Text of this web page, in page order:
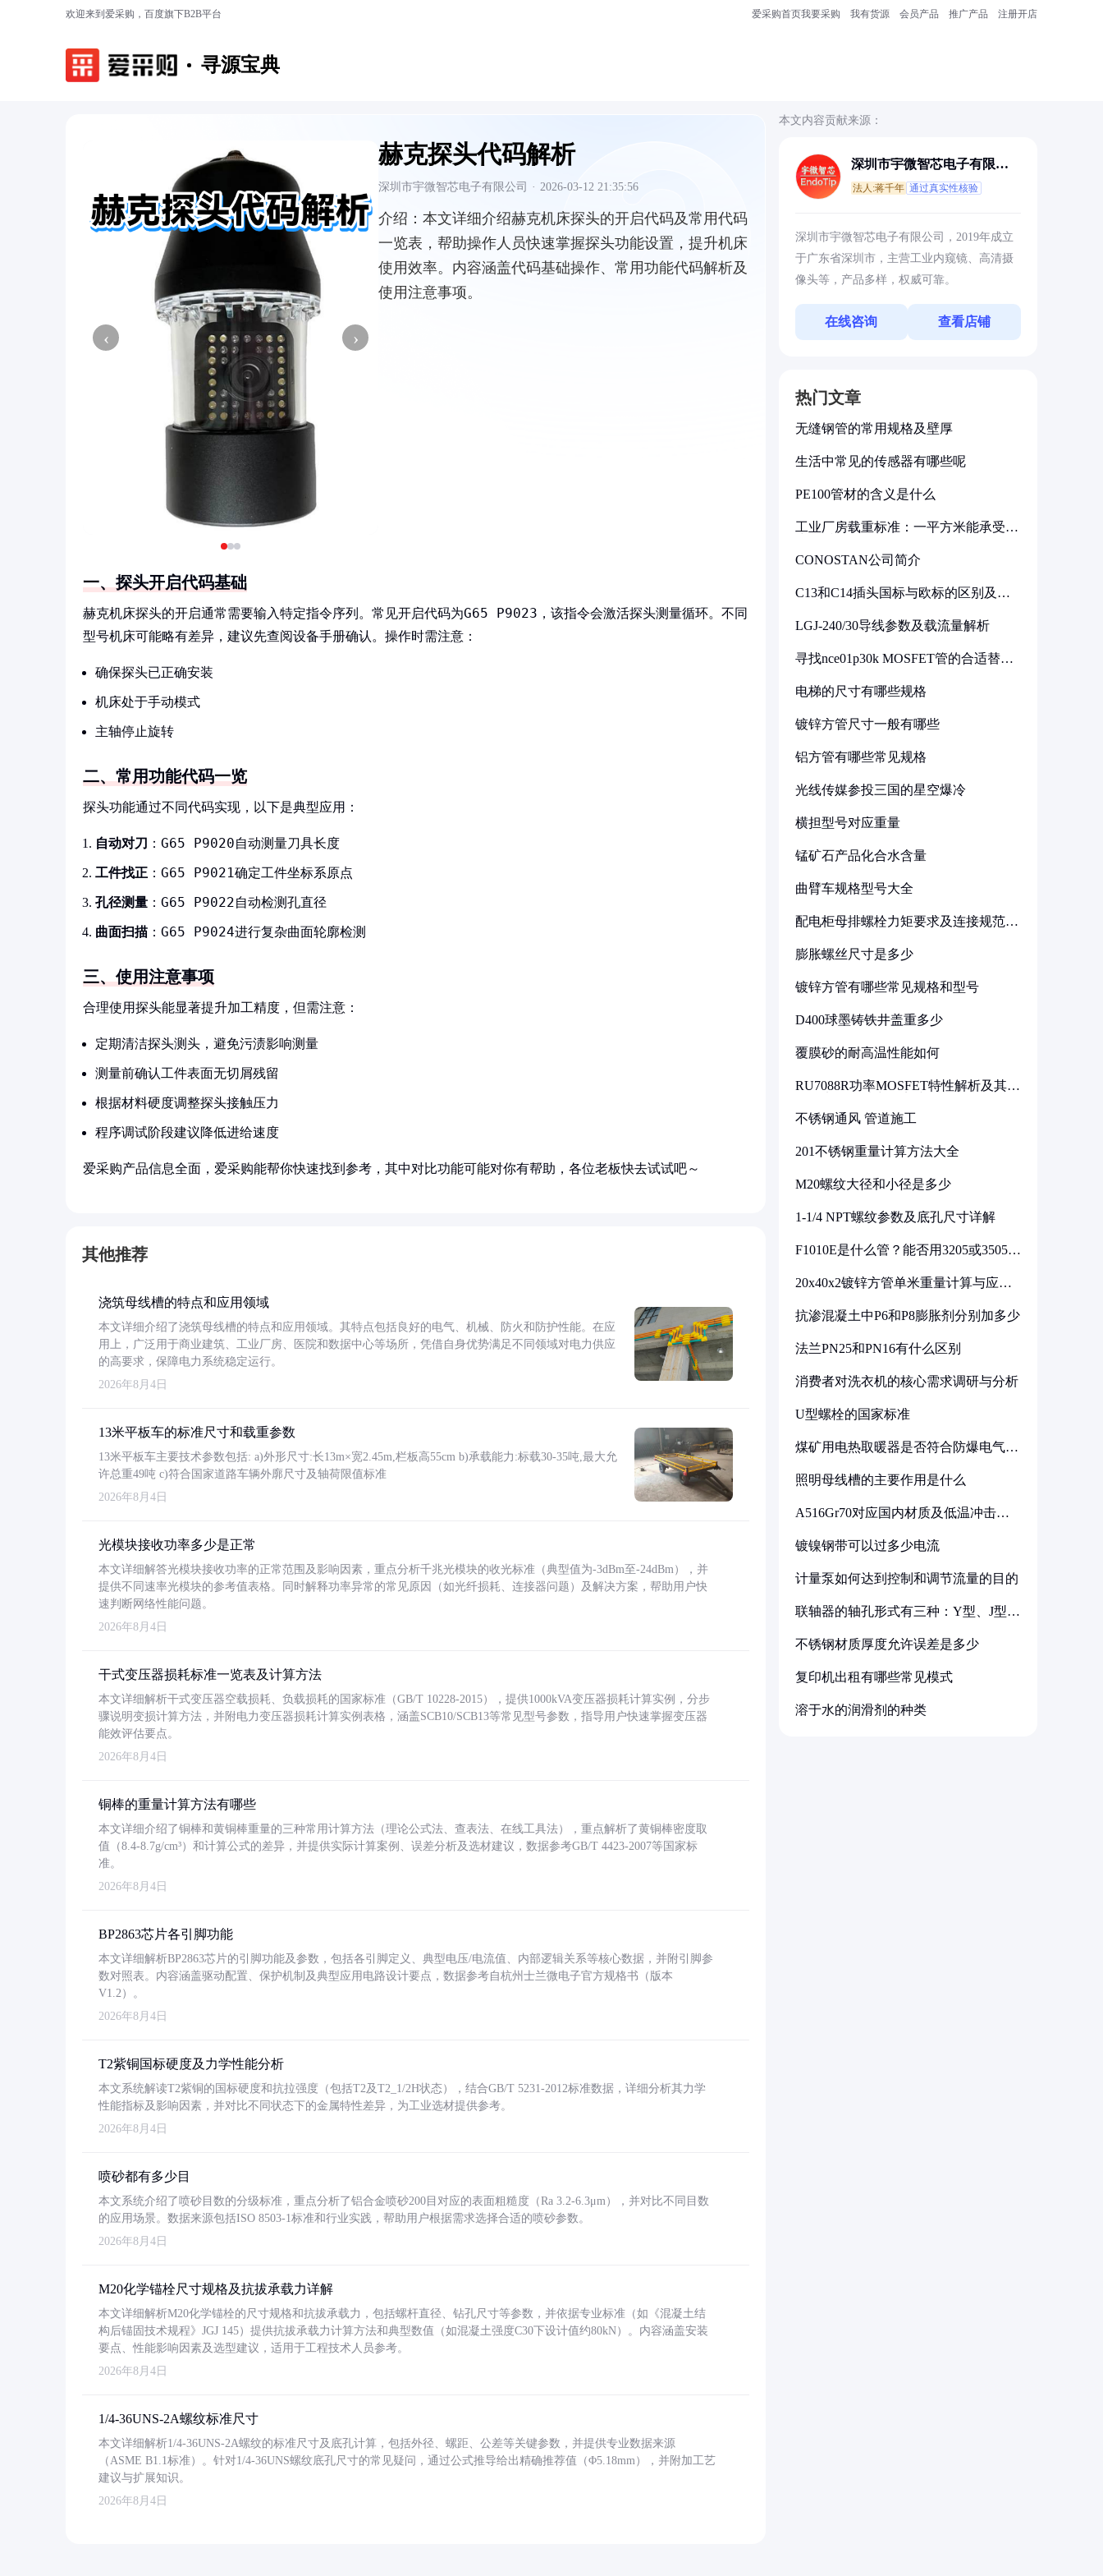
欢迎来到爱采购，百度旗下B2B平台 爱采购首页我要采购 我有货源 会员产品 推广产品 注册开店
寻源宝典
‹ ›
赫克探头代码解析
深圳市宇微智芯电子有限公司 · 2026-03-12 21:35:56
介绍： 本文详细介绍赫克机床探头的开启代码及常用代码
一览表，帮助操作人员快速掌握探头功能设置，提升机床
使用效率。内容涵盖代码基础操作、常用功能代码解析及
使用注意事项。
一、探头开启代码基础
赫克机床探头的开启通常需要输入特定指令序列。常见开启代码为G65 P9023 ，该指令会激活探头测量循环。不同
型号机床可能略有差异，建议先查阅设备手册确认。操作时需注意：
确保探头已正确安装
机床处于手动模式
主轴停止旋转
二、常用功能代码一览
探头功能通过不同代码实现，以下是典型应用：
自动对刀 ： G65 P9020自动测量刀具长度
工件找正 ： G65 P9021确定工件坐标系原点
孔径测量 ： G65 P9022自动检测孔直径
曲面扫描 ： G65 P9024进行复杂曲面轮廓检测
三、使用注意事项
合理使用探头能显著提升加工精度，但需注意：
定期清洁探头测头，避免污渍影响测量
测量前确认工件表面无切屑残留
根据材料硬度调整探头接触压力
程序调试阶段建议降低进给速度
爱采购产品信息全面，爱采购能帮你快速找到参考，其中对比功能可能对你有帮助，各位老板快去试试吧～
其他推荐
浇筑母线槽的特点和应用领域
本文详细介绍了浇筑母线槽的特点和应用领域。其特点包括良好的电气、机械、防火和防护性能。在应
用上，广泛用于商业建筑、工业厂房、医院和数据中心等场所，凭借自身优势满足不同领域对电力供应
的高要求，保障电力系统稳定运行。
2026年8月4日
13米平板车的标准尺寸和载重参数
13米平板车主要技术参数包括: a)外形尺寸:长13m×宽2.45m,栏板高55cm b)承载能力:标载30-35吨,最大允
许总重49吨 c)符合国家道路车辆外廓尺寸及轴荷限值标准
2026年8月4日
光模块接收功率多少是正常
本文详细解答光模块接收功率的正常范围及影响因素，重点分析千兆光模块的收光标准（典型值为-3dBm至-24dBm），并
提供不同速率光模块的参考值表格。同时解释功率异常的常见原因（如光纤损耗、连接器问题）及解决方案，帮助用户快
速判断网络性能问题。
2026年8月4日
干式变压器损耗标准一览表及计算方法
本文详细解析干式变压器空载损耗、负载损耗的国家标准（GB/T 10228-2015），提供1000kVA变压器损耗计算实例，分步
骤说明变损计算方法，并附电力变压器损耗计算实例表格，涵盖SCB10/SCB13等常见型号参数，指导用户快速掌握变压器
能效评估要点。
2026年8月4日
铜棒的重量计算方法有哪些
本文详细介绍了铜棒和黄铜棒重量的三种常用计算方法（理论公式法、查表法、在线工具法），重点解析了黄铜棒密度取
值（8.4-8.7g/cm³）和计算公式的差异，并提供实际计算案例、误差分析及选材建议，数据参考GB/T 4423-2007等国家标
准。
2026年8月4日
BP2863芯片各引脚功能
本文详细解析BP2863芯片的引脚功能及参数，包括各引脚定义、典型电压/电流值、内部逻辑关系等核心数据，并附引脚参
数对照表。内容涵盖驱动配置、保护机制及典型应用电路设计要点，数据参考自杭州士兰微电子官方规格书（版本
V1.2）。
2026年8月4日
T2紫铜国标硬度及力学性能分析
本文系统解读T2紫铜的国标硬度和抗拉强度（包括T2及T2_1/2H状态），结合GB/T 5231-2012标准数据，详细分析其力学
性能指标及影响因素，并对比不同状态下的金属特性差异，为工业选材提供参考。
2026年8月4日
喷砂都有多少目
本文系统介绍了喷砂目数的分级标准，重点分析了铝合金喷砂200目对应的表面粗糙度（Ra 3.2-6.3μm），并对比不同目数
的应用场景。数据来源包括ISO 8503-1标准和行业实践，帮助用户根据需求选择合适的喷砂参数。
2026年8月4日
M20化学锚栓尺寸规格及抗拔承载力详解
本文详细解析M20化学锚栓的尺寸规格和抗拔承载力，包括螺杆直径、钻孔尺寸等参数，并依据专业标准（如《混凝土结
构后锚固技术规程》JGJ 145）提供抗拔承载力计算方法和典型数值（如混凝土强度C30下设计值约80kN）。内容涵盖安装
要点、性能影响因素及选型建议，适用于工程技术人员参考。
2026年8月4日
1/4-36UNS-2A螺纹标准尺寸
本文详细解析1/4-36UNS-2A螺纹的标准尺寸及底孔计算，包括外径、螺距、公差等关键参数，并提供专业数据来源
（ASME B1.1标准）。针对1/4-36UNS螺纹底孔尺寸的常见疑问，通过公式推导给出精确推荐值（Φ5.18mm），并附加工艺
建议与扩展知识。
2026年8月4日
本文内容贡献来源：
深圳市宇微智芯电子有限公
法人:蒋千年 通过真实性核验
深圳市宇微智芯电子有限公司，2019年成立
于广东省深圳市，主营工业内窥镜、高清摄
像头等，产品多样，权威可靠。
在线咨询 查看店铺
热门文章
无缝钢管的常用规格及壁厚
生活中常见的传感器有哪些呢
PE100管材的含义是什么
工业厂房载重标准：一平方米能承受多
CONOSTAN公司简介
C13和C14插头国标与欧标的区别及其
LGJ-240/30导线参数及载流量解析
寻找nce01p30k MOSFET管的合适替代
电梯的尺寸有哪些规格
镀锌方管尺寸一般有哪些
铝方管有哪些常见规格
光线传媒参投三国的星空爆冷
横担型号对应重量
锰矿石产品化合水含量
曲臂车规格型号大全
配电柜母排螺栓力矩要求及连接规范详
膨胀螺丝尺寸是多少
镀锌方管有哪些常见规格和型号
D400球墨铸铁井盖重多少
覆膜砂的耐高温性能如何
RU7088R功率MOSFET特性解析及其在
不锈钢通风 管道施工
201不锈钢重量计算方法大全
M20螺纹大径和小径是多少
1-1/4 NPT螺纹参数及底孔尺寸详解
F1010E是什么管？能否用3205或3505代
20x40x2镀锌方管单米重量计算与应用
抗渗混凝土中P6和P8膨胀剂分别加多少
法兰PN25和PN16有什么区别
消费者对洗衣机的核心需求调研与分析
U型螺栓的国家标准
煤矿用电热取暖器是否符合防爆电气设
照明母线槽的主要作用是什么
A516Gr70对应国内材质及低温冲击要
镀镍钢带可以过多少电流
计量泵如何达到控制和调节流量的目的
联轴器的轴孔形式有三种：Y型、J型、
不锈钢材质厚度允许误差是多少
复印机出租有哪些常见模式
溶于水的润滑剂的种类